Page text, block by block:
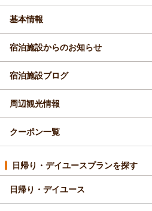
そのような中で、翌朝の朝食やスタ
トの際の対応について「良かった
に救われる思いです。スタッフ一同
まる思い半分で読ませていただきま
やっちゃん様の仰る通り、誰が対応
テルはいいね」と感じていただけ
おもてなしを目指してまいります。
スタッフ一同、心よりお待ちしてお
基本情報
宿泊施設からのお知らせ
宿泊施設ブログ
周辺観光情報
クーポン一覧
日帰り・デイユースプランを探す
日帰り・デイユース